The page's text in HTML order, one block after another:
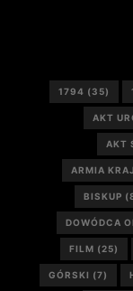
1794 (35)
AKT
AKT
ARMIA
BISKUP
DOWÓDCA
FILM (25)
GÓRSKI (7)